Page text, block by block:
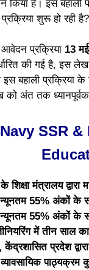
है। इस बहाली
शुरू हो रही है?
आवेदन प्रक्रिया 13
की गई है, इस
इस बहाली
अंत तक
SSR &
शिक्षा मंत्रालय
55% अंकों के
55% अंकों के
में तीन साल का
प्रदेश
व्यावसायिक